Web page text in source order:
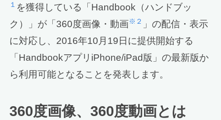
１ を獲得している「Handbook（ハンドブッ
ク）」が「360度画像・動画※２
」の配信・表示
に対応し、2016年10月19日に提供開始する
「HandbookアプリiPhone/iPad版」の最新版か
ら利用可能となることを発表します。
360度画像、360度動画とは